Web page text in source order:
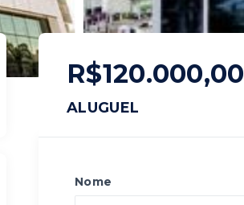
R$120.000,00
ALUGUEL
Nome